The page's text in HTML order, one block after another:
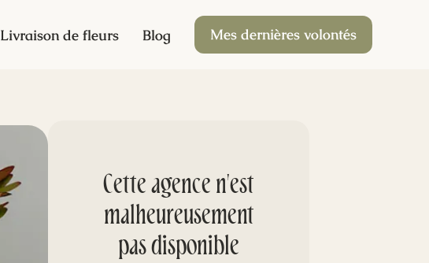
Livraison de fleurs Blog Mes dernières volontés
Cette agence n'est
malheureusement
pas disponible